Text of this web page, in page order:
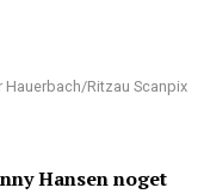
Hauerbach/Ritzau Scanpix
Hansen noget